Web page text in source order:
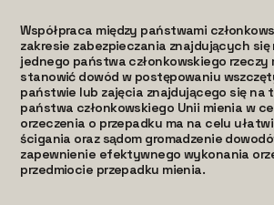
Współpraca między państwami
zakresie zabezpieczania znajdujących
jednego państwa członkowskiego rzeczy
stanowić dowód w postępowaniu
państwie lub zajęcia znajdującego się na
państwa członkowskiego Unii mienia w
orzeczenia o przepadku ma na celu
ścigania oraz sądom gromadzenie
zapewnienie efektywnego wykonania
przedmiocie przepadku mienia.